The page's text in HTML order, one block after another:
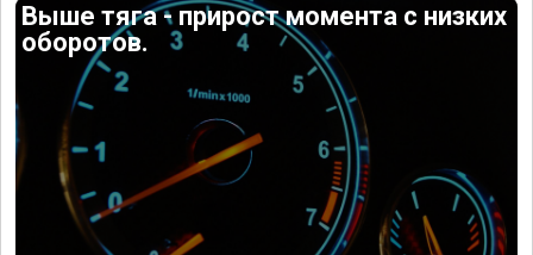
Выше тяга - прирост момента с низких
оборотов.